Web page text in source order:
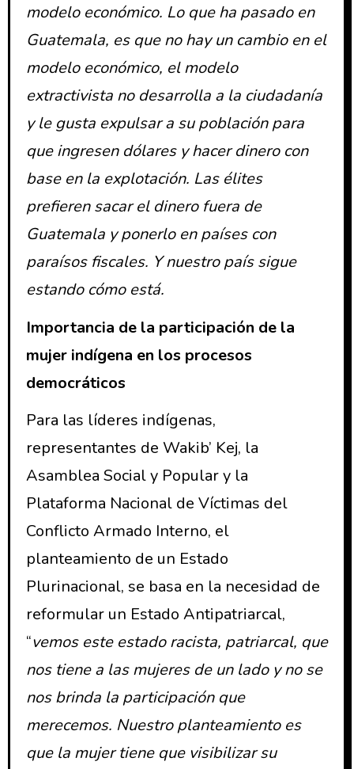
modelo económico. Lo que ha pasado en
Guatemala, es que no hay un cambio en el
modelo económico, el modelo
extractivista no desarrolla a la ciudadanía
y le gusta expulsar a su población para
que ingresen dólares y hacer dinero con
base en la explotación. Las élites
prefieren sacar el dinero fuera de
Guatemala y ponerlo en países con
paraísos fiscales. Y nuestro país sigue
estando cómo está.
Importancia de la participación de la
mujer indígena en los procesos
democráticos
Para las líderes indígenas,
representantes de Wakib’ Kej, la
Asamblea Social y Popular y la
Plataforma Nacional de Víctimas del
Conflicto Armado Interno, el
planteamiento de un Estado
Plurinacional, se basa en la necesidad de
reformular un Estado Antipatriarcal,
“vemos este estado racista, patriarcal, que
nos tiene a las mujeres de un lado y no se
nos brinda la participación que
merecemos. Nuestro planteamiento es
que la mujer tiene que visibilizar su